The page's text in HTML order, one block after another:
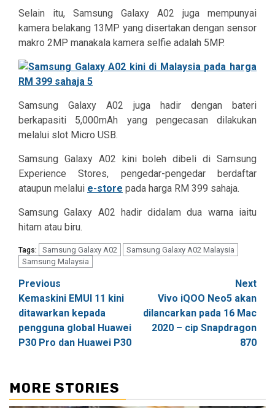
Selain itu, Samsung Galaxy A02 juga mempunyai
kamera belakang 13MP yang disertakan dengan sensor
makro 2MP manakala kamera selfie adalah 5MP.
Samsung Galaxy A02 juga hadir dengan bateri
berkapasiti 5,000mAh yang pengecasan dilakukan
melalui slot Micro USB.
Samsung Galaxy A02 kini boleh dibeli di Samsung
Experience Stores, pengedar-pengedar berdaftar
ataupun melalui e-store pada harga RM 399 sahaja.
Samsung Galaxy A02 hadir didalam dua warna iaitu
hitam atau biru.
Tags: Samsung Galaxy A02
Samsung Galaxy A02 Malaysia
Samsung Malaysia
Post
navigation
Previous
Kemaskini EMUI 11 kini
ditawarkan kepada
pengguna global Huawei
P30 Pro dan Huawei P30
Next
Vivo iQOO Neo5 akan
dilancarkan pada 16 Mac
2020 – cip Snapdragon
870
MORE STORIES